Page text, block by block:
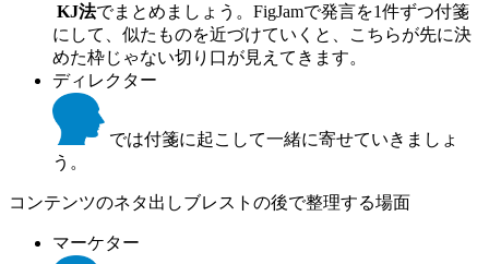
KJ法でまとめましょう。FigJamで発言を1件ずつ付箋
にして、似たものを近づけていくと、こちらが先に決
めた枠じゃない切り口が見えてきます。
ディレクター
では付箋に起こして一緒に寄せていきましょ
う。
コンテンツのネタ出しブレストの後で整理する場面
マーケター